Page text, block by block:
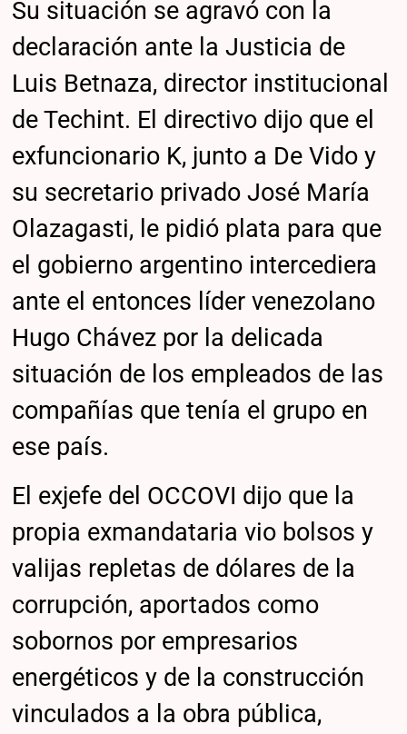
Su situación se agravó con la
declaración ante la Justicia de
Luis Betnaza, director institucional
de Techint. El directivo dijo que el
exfuncionario K, junto a De Vido y
su secretario privado José María
Olazagasti, le pidió plata para que
el gobierno argentino intercediera
ante el entonces líder venezolano
Hugo Chávez por la delicada
situación de los empleados de las
compañías que tenía el grupo en
ese país.
El exjefe del OCCOVI dijo que la
propia exmandataria vio bolsos y
valijas repletas de dólares de la
corrupción, aportados como
sobornos por empresarios
energéticos y de la construcción
vinculados a la obra pública,